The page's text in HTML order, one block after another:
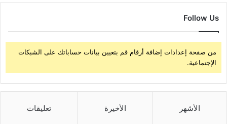
Follow Us
من صفحة إعدادات إضافة أرقام قم بتعيين بيانات حساباتك على الشبكات
الإجتماعية.
الأشهر الأخيرة تعليقات